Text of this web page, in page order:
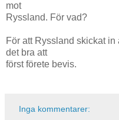
mot
Ryssland. För vad?
För att Ryssland skickat
det bra att
först förete bevis.
Inga kommentarer: